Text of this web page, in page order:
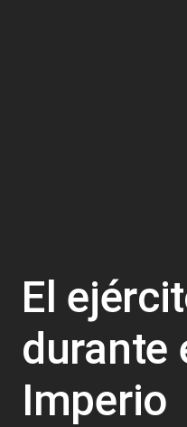
El
durante
Imperio